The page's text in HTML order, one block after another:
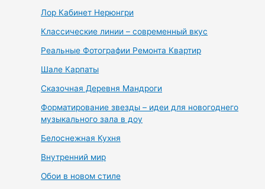
Лор Кабинет Нерюнгри
Классические линии – современный вкус
Реальные Фотографии Ремонта Квартир
Шале Карпаты
Сказочная Деревня Мандроги
Форматирование звезды – идеи для новогоднего
музыкального зала в доу
Белоснежная Кухня
Внутренний мир
Обои в новом стиле